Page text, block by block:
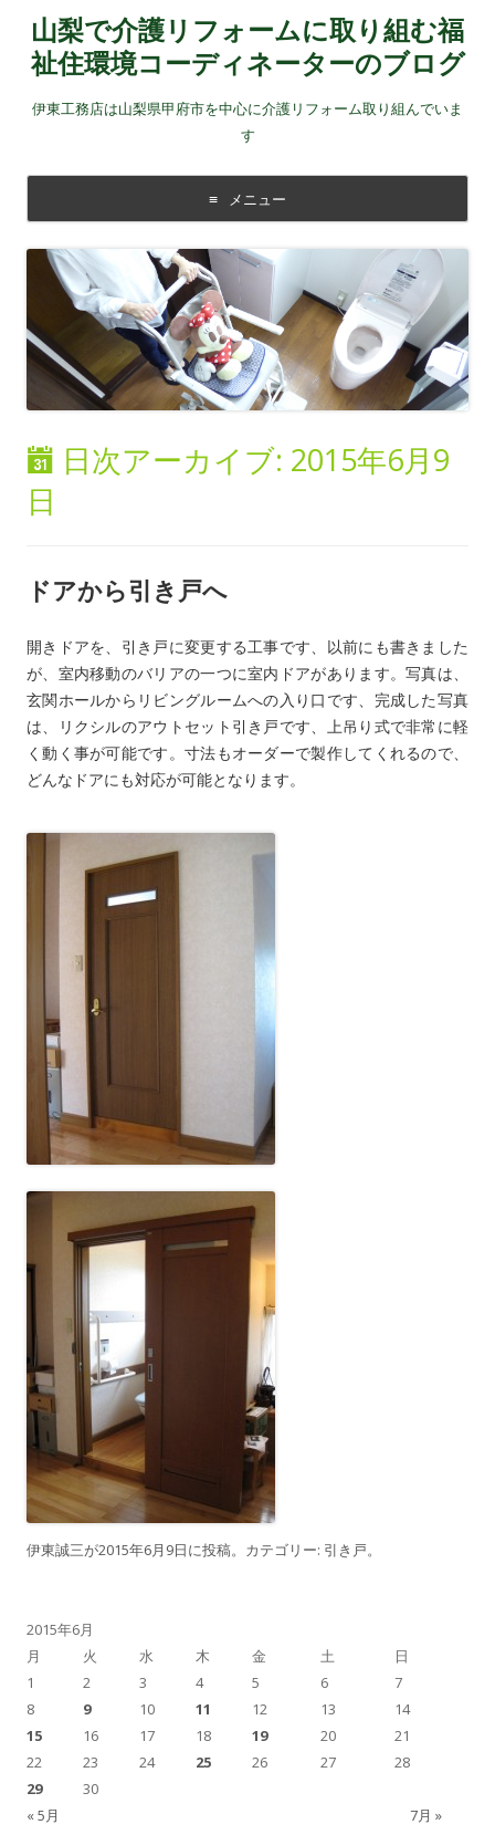
山梨で介護リフォームに取り組む福
祉住環境コーディネーターのブログ
伊東工務店は山梨県甲府市を中心に介護リフォーム取り組んでいま
す
メニュー
コンテンツに移動する
日次アーカイブ: 2015年6月9
日
ドアから引き戸へ
開きドアを、引き戸に変更する工事です、以前にも書きました
が、室内移動のバリアの一つに室内ドアがあります。写真は、
玄関ホールからリビングルームへの入り口です、完成した写真
は、リクシルのアウトセット引き戸です、上吊り式で非常に軽
く動く事が可能です。寸法もオーダーで製作してくれるので、
どんなドアにも対応が可能となります。
伊東誠三が2015年6月9日に投稿。カテゴリー: 引き戸。
2015年6月
月
火 水 木 金 土 日
« 5月 7月 »
1 2 3 4 5 6
7
8
9 10 11 12 13
14
15
16 17 18 19 20
21
22
23 24 25 26 27
28
29
30